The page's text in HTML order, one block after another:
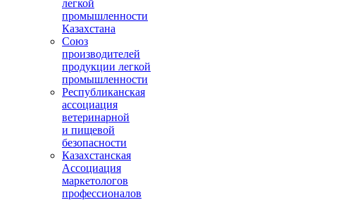
легкой
промышленности
Казахстана
Союз
производителей
продукции легкой
промышленности
Республиканская
ассоциация
ветеринарной
и пищевой
безопасности
Казахстанская
Ассоциация
маркетологов
профессионалов